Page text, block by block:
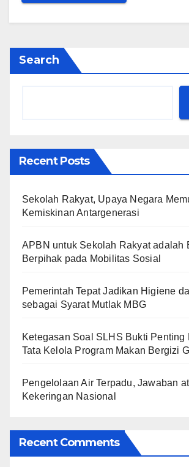
Search
Recent Posts
Sekolah Rakyat, Upaya Negara
Kemiskinan Antargenerasi
APBN untuk Sekolah Rakyat adalah
Berpihak pada Mobilitas Sosial
Pemerintah Tepat Jadikan Higiene
sebagai Syarat Mutlak MBG
Ketegasan Soal SLHS Bukti Penting
Tata Kelola Program Makan Bergizi
Pengelolaan Air Terpadu, Jawaban
Kekeringan Nasional
Recent Comments